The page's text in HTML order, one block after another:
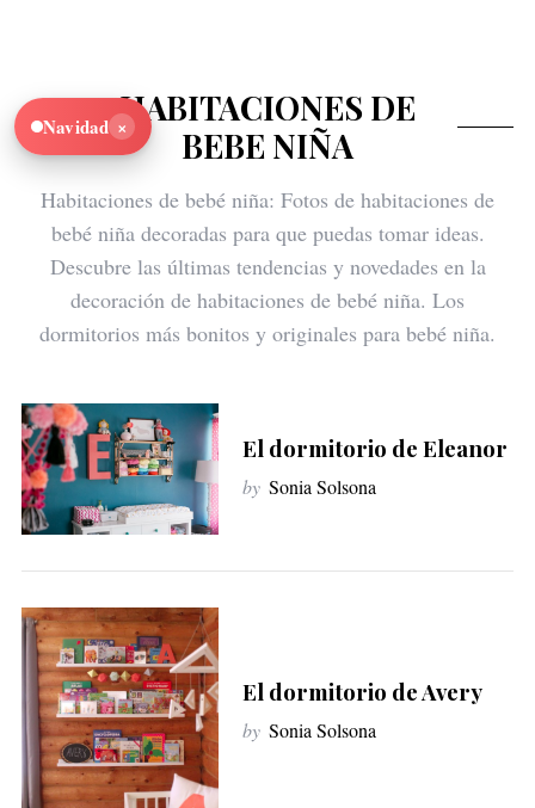
HABITACIONES DE
BEBE NIÑA
Habitaciones de bebé niña: Fotos de habitaciones de
bebé niña decoradas para que puedas tomar ideas.
Descubre las últimas tendencias y novedades en la
decoración de habitaciones de bebé niña. Los
dormitorios más bonitos y originales para bebé niña.
El dormitorio de Eleanor
by Sonia Solsona
El dormitorio de Avery
by Sonia Solsona
Navidad ×